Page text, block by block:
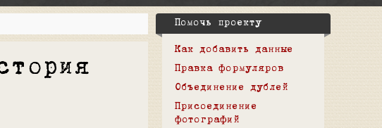
Помочь проекту
Как добавить данные
Правка формуляров
Объединение дублей
Присоединение
фотографий